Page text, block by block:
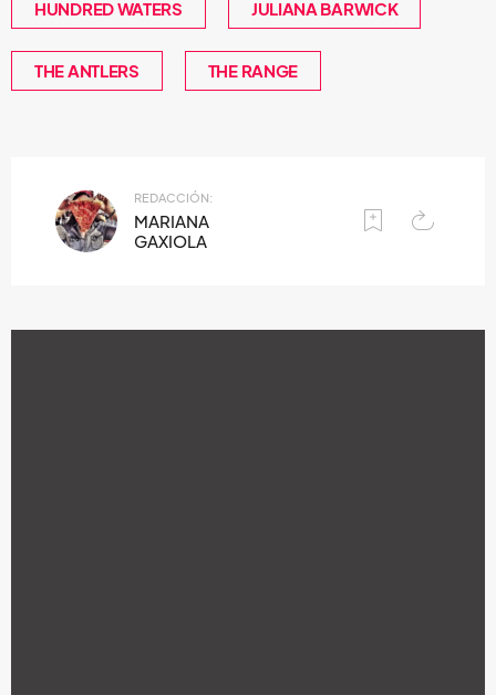
HUNDRED WATERS JULIANA BARWICK
THE ANTLERS THE RANGE
REDACCIÓN:
MARIANA
GAXIOLA